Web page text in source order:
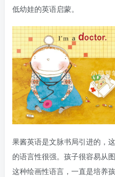
低幼娃的英语启蒙。
果酱英语是文脉书局引进的，
的语言性很强。孩子很容易从
这种绘画性语言，一直是培养